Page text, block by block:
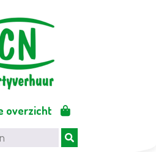
overzicht